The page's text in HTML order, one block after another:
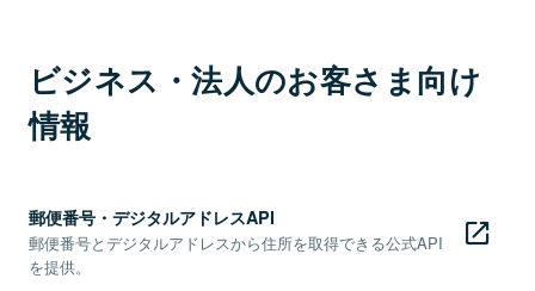
ビジネス・法人のお客さま向け
情報
郵便番号・デジタルアドレスAPI
郵便番号とデジタルアドレスから住所を取得できる公式API
を提供。